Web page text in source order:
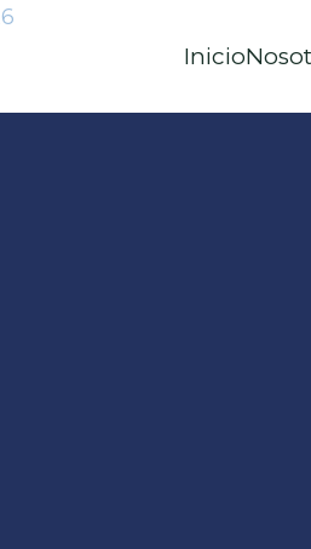
Inicio